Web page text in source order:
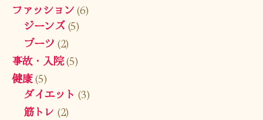
ファッション(6)
ジーンズ(5)
ブーツ (2)
事故・入院(5)
健康(5)
ダイエット (3)
筋トレ (2)